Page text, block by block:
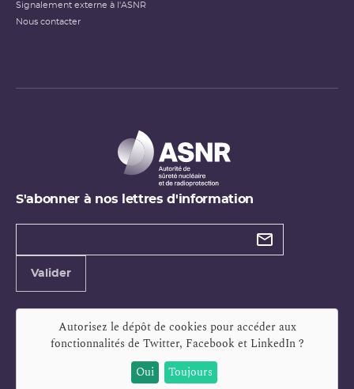
Signalement externe à l'ASNR
Nous contacter
S'abonner à nos lettres d'information
Types de
Valider
Autorisez le dépôt de cookies pour accéder aux
fonctionnalités de Twitter, Facebook et LinkedIn?
Oui
Toujours